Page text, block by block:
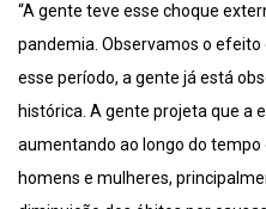
“A gente teve esse choque
pandemia. Observamos o efeito
esse período, a gente já está
histórica. A gente projeta que a
aumentando ao longo do
homens e mulheres,